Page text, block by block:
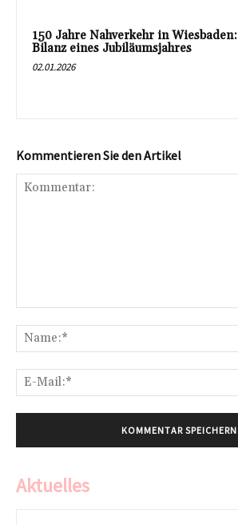
150 Jahre Nahverkehr in Wiesbaden:
Bilanz eines Jubiläumsjahres
02.01.2026
Kommentieren Sie den Artikel
Aktuelles